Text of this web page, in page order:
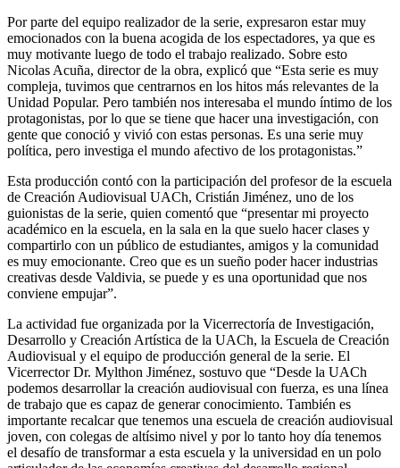
Por parte del equipo realizador de la serie, expresaron estar muy
emocionados con la buena acogida de los espectadores, ya que es
muy motivante luego de todo el trabajo realizado. Sobre esto
Nicolas Acuña, director de la obra, explicó que “Esta serie es muy
compleja, tuvimos que centrarnos en los hitos más relevantes de la
Unidad Popular. Pero también nos interesaba el mundo íntimo de los
protagonistas, por lo que se tiene que hacer una investigación, con
gente que conoció y vivió con estas personas. Es una serie muy
política, pero investiga el mundo afectivo de los protagonistas.”
Esta producción contó con la participación del profesor de la escuela
de Creación Audiovisual UACh, Cristián Jiménez, uno de los
guionistas de la serie, quien comentó que “presentar mi proyecto
académico en la escuela, en la sala en la que suelo hacer clases y
compartirlo con un público de estudiantes, amigos y la comunidad
es muy emocionante. Creo que es un sueño poder hacer industrias
creativas desde Valdivia, se puede y es una oportunidad que nos
conviene empujar”.
La actividad fue organizada por la Vicerrectoría de Investigación,
Desarrollo y Creación Artística de la UACh, la Escuela de Creación
Audiovisual y el equipo de producción general de la serie. El
Vicerrector Dr. Mylthon Jiménez, sostuvo que “Desde la UACh
podemos desarrollar la creación audiovisual con fuerza, es una línea
de trabajo que es capaz de generar conocimiento. También es
importante recalcar que tenemos una escuela de creación audiovisual
joven, con colegas de altísimo nivel y por lo tanto hoy día tenemos
el desafío de transformar a esta escuela y la universidad en un polo